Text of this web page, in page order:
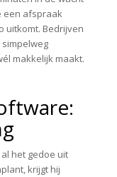
een afspraak
uitkomt. Bedrijven
makkelijk maakt.
het gedoe uit
krijgt hij